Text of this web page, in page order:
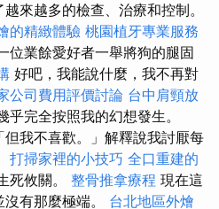
來越多的檢查、治療和控制。
的精緻體驗 桃園植牙專業服務
位業餘愛好者一舉將狗的腿固
好吧，我能說什麼，我不再對
公司費用評價討論 台中肩頸放
乎完全按照我的幻想發生。
但我不喜歡。」解釋說我討厭每
打掃家裡的小技巧 全口重建的
死攸關。 整骨推拿療程 現在這
有那麼極端。 台北地區外燴